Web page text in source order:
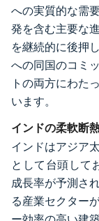
への実質的な需
発を含む主要な
を継続的に後押
への同国のコミ
トの両方にわた
います。
インドの柔軟断
インドはアジア
として台頭して
成長率が予測さ
る産業セクター